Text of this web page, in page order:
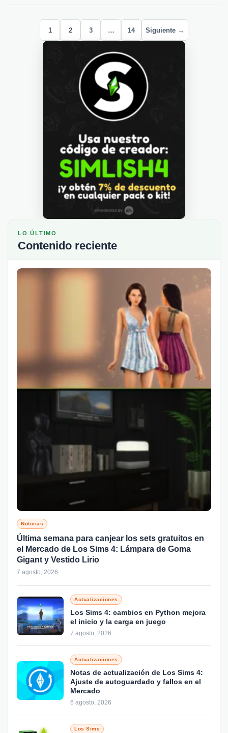
LO ÚLTIMO
Contenido reciente
Noticias
Última semana para canjear los sets gratuitos en
el Mercado de Los Sims 4: Lámpara de Goma
Gigant y Vestido Lirio
7 agosto, 2026
Actualizaciones
Los Sims 4: cambios en Python mejora
el inicio y la carga en juego
7 agosto, 2026
Actualizaciones
Notas de actualización de Los Sims 4:
Ajuste de autoguardado y fallos en el
Mercado
6 agosto, 2026
Los Sims
1 2 3 … 14 Siguiente →